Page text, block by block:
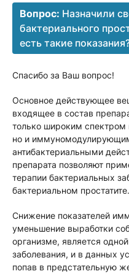
Вопрос: Назначили
бактериального
есть такие
Спасибо за Ваш вопрос!
Основное действующее
входящее в состав
только широким спектром
но и
антибактериальными
препарата позволяют
терапии бактериальных
бактериальном простатите.
Снижение показателей
уменьшение выработки
организме, является
заболевания, и в данных
попав в предстательную